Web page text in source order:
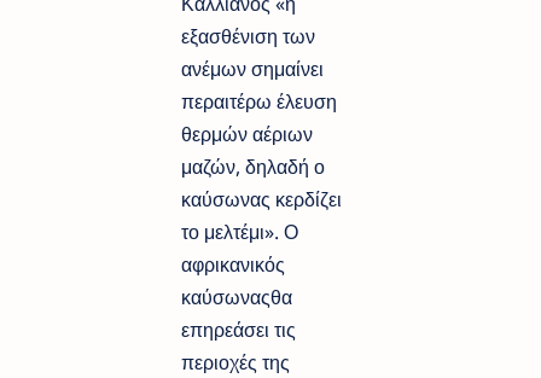
εξασθένιση των
ανέμων σημαίνει
περαιτέρω έλευση
θερμών αέριων
μαζών, δηλαδή ο
καύσωνας κερδίζει
το μελτέμι». Ο
αφρικανικός
καύσωναςθα
επηρεάσει τις
περιοχές της